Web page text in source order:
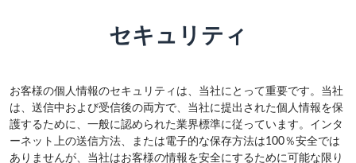
セキュリティ
お客様の個人情報のセキュリティは、当社にとって重要です。当社
は、送信中および受信後の両方で、当社に提出された個人情報を保
護するために、一般に認められた業界標準に従っています。インタ
ーネット上の送信方法、または電子的な保存方法は100％安全では
ありませんが、当社はお客様の情報を安全にするために可能な限り